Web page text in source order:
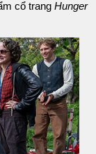
cổ trang Hunger